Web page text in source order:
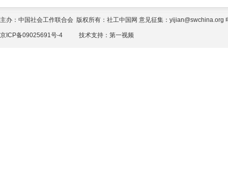
主办：中国社会工作联合会 版权所有：社工中国网 意见征集：yijian@swchina.org
京ICP备09025691号-4 技术支持： 第一视频